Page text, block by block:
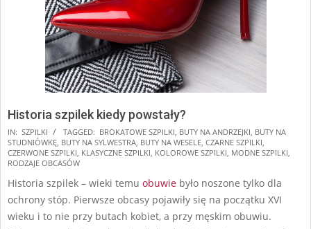
Historia szpilek kiedy powstały?
2025-
10-
18
IN: SZPILKI TAGGED: BROKATOWE SZPILKI, BUTY NA ANDRZEJKI, BUTY NA
STUDNIÓWKĘ, BUTY NA SYLWESTRA, BUTY NA WESELE, CZARNE SZPILKI,
CZERWONE SZPILKI, KLASYCZNE SZPILKI, KOLOROWE SZPILKI, MODNE SZPILKI,
RODZAJE OBCASÓW
Historia szpilek – wieki temu obuwie było noszone tylko dla
ochrony stóp. Pierwsze obcasy pojawiły się na początku XVI
wieku i to nie przy butach kobiet, a przy męskim obuwiu.